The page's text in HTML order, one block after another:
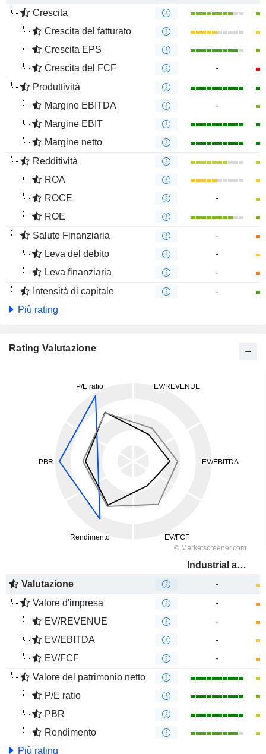
Crescita
Crescita del fatturato
Crescita EPS
Crescita del FCF
-
Produttività
Margine EBITDA
-
Margine EBIT
Margine netto
Redditività
ROA
ROCE
-
ROE
Salute Finanziaria
-
Leva del debito
-
Leva finanziaria
-
Intensità di capitale
-
Più rating
Rating Valutazione
Industrial and Commercial Bank of China Limited
Valutazione
-
Valore d'impresa
-
EV/REVENUE
-
EV/EBITDA
-
EV/FCF
-
Valore del patrimonio netto
P/E ratio
PBR
Rendimento
Più rating